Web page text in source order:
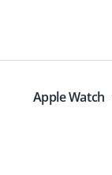
Apple Watch